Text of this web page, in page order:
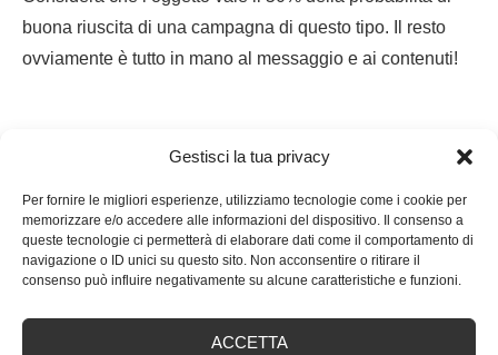
Gestisci la tua privacy
Per fornire le migliori esperienze, utilizziamo tecnologie come i cookie per
memorizzare e/o accedere alle informazioni del dispositivo. Il consenso a
queste tecnologie ci permetterà di elaborare dati come il comportamento di
navigazione o ID unici su questo sito. Non acconsentire o ritirare il
consenso può influire negativamente su alcune caratteristiche e funzioni.
ACCETTA
buona riuscita di una campagna di questo tipo. Il resto
ovviamente è tutto in mano al messaggio e ai contenuti!